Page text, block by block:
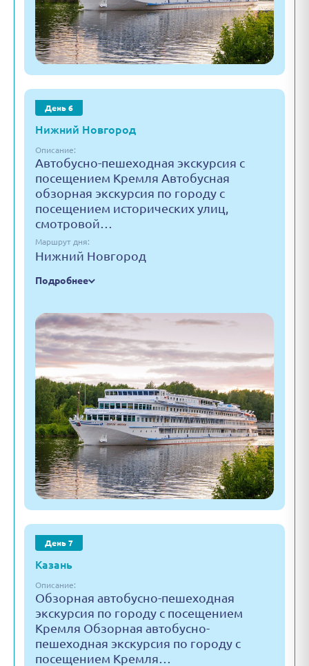
День 6
Нижний Новгород
Описание:
Автобусно-пешеходная экскурсия с
посещением Кремля Автобусная
обзорная экскурсия по городу с
посещением исторических улиц,
смотровой…
Маршрут дня:
Нижний Новгород
Подробнее
День 7
Казань
Описание:
Обзорная автобусно-пешеходная
экскурсия по городу с посещением
Кремля Обзорная автобусно-
пешеходная экскурсия по городу с
посещением Кремля…